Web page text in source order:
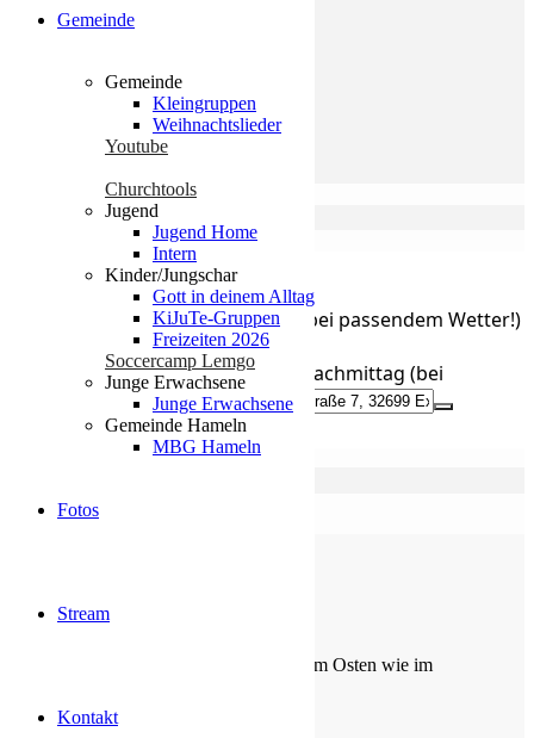
Gemeinde
Gemeinde
Kleingruppen
Weihnachtslieder
Youtube
Churchtools
Jugend
Jugend Home
Intern
Kinder/Jungschar
Gott in deinem Alltag
KiJuTe-Gruppen
Freizeiten 2026
Soccercamp Lemgo
Junge Erwachsene
Junge Erwachsene
Gemeinde Hameln
MBG Hameln
Fotos
Stream
Kontakt
Erfahren Sie mehr
Wegbeschreibung erhalten
Address - Gemeindenachmittag (bei passendem Wetter!)
Destination Address - Gemeindenachmittag (bei
passendem Wetter!) []
Die Losung von heute
Du machst fröhlich, was da lebet im Osten wie im
Psalm 65,9